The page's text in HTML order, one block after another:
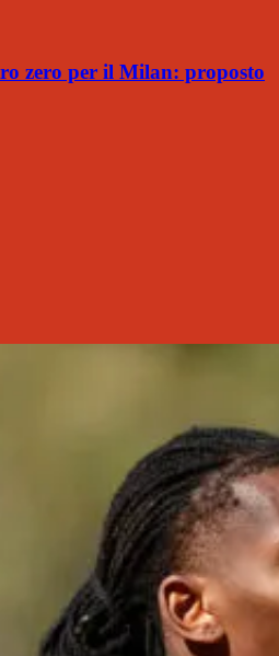
zero per il Milan: proposto